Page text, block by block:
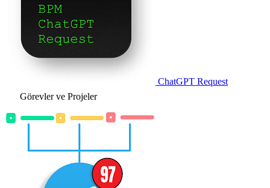
ChatGPT Request
Görevler ve Projeler